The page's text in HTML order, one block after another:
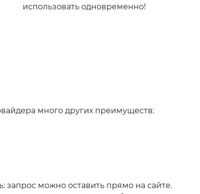
использовать одновременно!
много других преимуществ:
запрос можно оставить прямо на сайте.